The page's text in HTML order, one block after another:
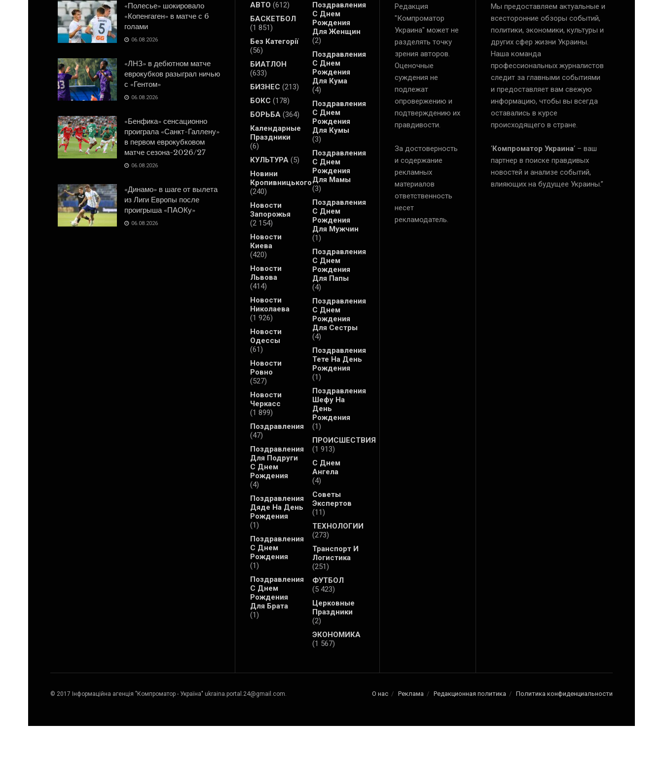
«Полесье» шокировало
«Копенгаген» в матче с 6
голами
06.08.2026
«ЛНЗ» в дебютном матче
еврокубков разыграл ничью
с «Гентом»
06.08.2026
«Бенфика» сенсационно
проиграла «Санкт-Галлену»
в первом еврокубковом
матче сезона-2026/27
06.08.2026
«Динамо» в шаге от вылета
из Лиги Европы после
проигрыша «ПАОКу»
06.08.2026
АВТО (612)
БАСКЕТБОЛ
(1 851)
Без Категорії
(56)
БИАТЛОН
(633)
БИЗНЕС (213)
БОКС (178)
БОРЬБА (364)
Календарные
Праздники
(6)
КУЛЬТУРА (5)
Новини
Кропивницького
(240)
Новости
Запорожья
(2 154)
Новости
Киева
(420)
Новости
Львова
(414)
Новости
Николаева
(1 926)
Новости
Одессы
(61)
Новости
Ровно
(527)
Новости
Черкасс
(1 899)
Поздравления
(47)
Поздравления
Для Подруги
С Днем
Рождения
(4)
Поздравления
Дяде На День
Рождения
(1)
Поздравления
С Днем
Рождения
(1)
Поздравления
С Днем
Рождения
Для Брата
(1)
Поздравления
С Днем
Рождения
Для Женщин
(2)
Поздравления
С Днем
Рождения
Для Кума
(4)
Поздравления
С Днем
Рождения
Для Кумы
(3)
Поздравления
С Днем
Рождения
Для Мамы
(3)
Поздравления
С Днем
Рождения
Для Мужчин
(1)
Поздравления
С Днем
Рождения
Для Папы
(4)
Поздравления
С Днем
Рождения
Для Сестры
(4)
Поздравления
Тете На День
Рождения
(1)
Поздравления
Шефу На
День
Рождения
(1)
ПРОИСШЕСТВИЯ
(1 913)
С Днем
Ангела
(4)
Советы
Экспертов
(11)
ТЕХНОЛОГИИ
(273)
Транспорт И
Логистика
(251)
ФУТБОЛ
(5 423)
Церковные
Праздники
(2)
ЭКОНОМИКА
(1 567)
Редакция
"Компроматор
Украина" может не
разделять точку
зрения авторов.
Оценочные
суждения не
подлежат
опровержению и
подтверждению их
правдивости.
За достоверность
и содержание
рекламных
материалов
ответственность
несет
рекламодатель.
Мы предоставляем актуальные и
всесторонние обзоры событий,
политики, экономики, культуры и
других сфер жизни Украины.
Наша команда
профессиональных журналистов
следит за главными событиями
и предоставляет вам свежую
информацию, чтобы вы всегда
оставались в курсе
происходящего в стране.
‘Компроматор Украина‘ – ваш
партнер в поиске правдивых
новостей и анализе событий,
влияющих на будущее Украины.”
О нас Реклама Редакционная политика Политика конфиденциальности
© 2017 Інформаційна агенція "Компроматор - Україна" ukraina.portal.24@gmail.com.